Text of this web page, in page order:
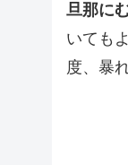
旦那に
いても
度、暴